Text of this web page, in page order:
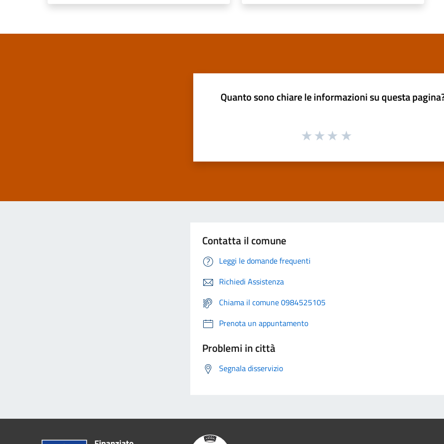
Quanto sono chiare le informazioni su questa
Contatta il comune
Leggi le domande frequenti
Richiedi Assistenza
Chiama il comune 0984525105
Prenota un appuntamento
Problemi in città
Segnala disservizio